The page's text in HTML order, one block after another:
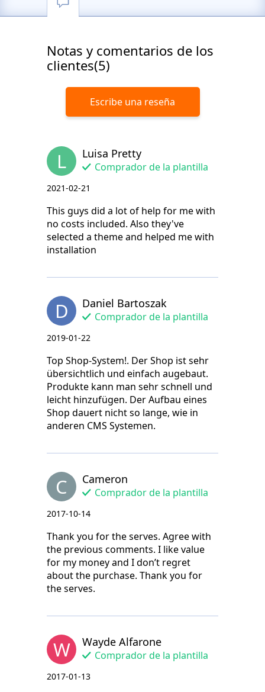
Notas y comentarios de los
clientes(5)
Escribe una reseña
L Luisa Pretty
Comprador de la plantilla
2021-02-21
This guys did a lot of help for me with
no costs included. Also they've
selected a theme and helped me with
installation
D Daniel Bartoszak
Comprador de la plantilla
2019-01-22
Top Shop-System!. Der Shop ist sehr
übersichtlich und einfach augebaut.
Produkte kann man sehr schnell und
leicht hinzufügen. Der Aufbau eines
Shop dauert nicht so lange, wie in
anderen CMS Systemen.
C Cameron
Comprador de la plantilla
2017-10-14
Thank you for the serves. Agree with
the previous comments. I like value
for my money and I don’t regret
about the purchase. Thank you for
the serves.
W Wayde Alfarone
Comprador de la plantilla
2017-01-13